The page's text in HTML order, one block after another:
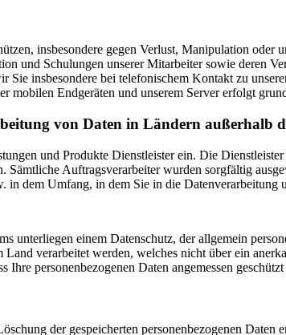
insbesondere gegen Verlust, Manipulation oder
und Schulungen unserer Mitarbeiter sowie deren
insbesondere bei telefonischem Kontakt zu
Endgeräten und unserem Server erfolgt
von Daten in Ländern außerhalb
und Produkte Dienstleister ein. Die
Auftragsverarbeiter wurden sorgfältig
dem Umfang, in dem Sie in die Datenverarbeitung
einem Datenschutz, der allgemein
verarbeitet werden, welches nicht über ein
personenbezogenen Daten angemessen
der gespeicherten personenbezogenen